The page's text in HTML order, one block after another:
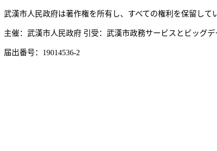
武漢市人民政府は著作権を所有し、すべての権利を保留して
主催：武漢市人民政府 引受：武漢市政務サービスとビッグ
届出番号：19014536-2